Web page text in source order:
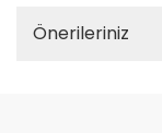
Önerileriniz